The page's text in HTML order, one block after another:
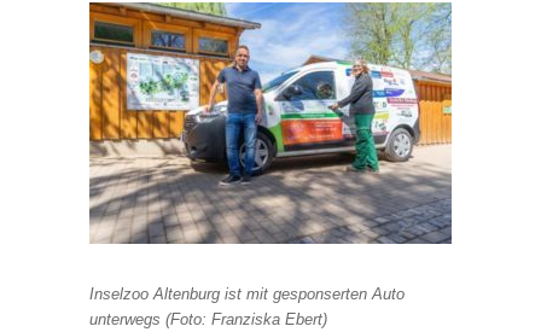
Inselzoo Altenburg ist mit gesponserten Auto
unterwegs (Foto: Franziska Ebert)